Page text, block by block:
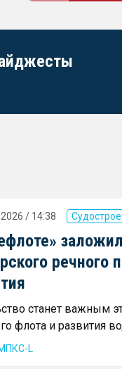
/ 14:38
речного
станет важным
флота и развития
L